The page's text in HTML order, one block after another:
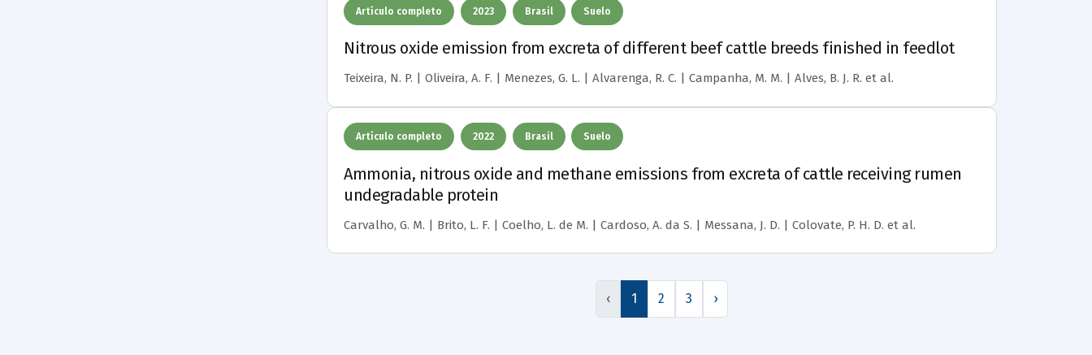
Artículo completo 2023 Brasil Suelo
Nitrous oxide emission from excreta of different beef cattle breeds finished in feedlot
Teixeira, N. P. | Oliveira, A. F. | Menezes, G. L. | Alvarenga, R. C. | Campanha, M. M. | Alves, B. J. R. et al.
Artículo completo 2022 Brasil Suelo
Ammonia, nitrous oxide and methane emissions from excreta of cattle receiving rumen
undegradable protein
Carvalho, G. M. | Brito, L. F. | Coelho, L. de M. | Cardoso, A. da S. | Messana, J. D. | Colovate, P. H. D. et al.
‹ 1 2 3 ›